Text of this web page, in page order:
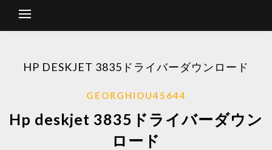
HP DESKJET 3835ドライバーダウンロード
GEORGHIOU45644
Hp deskjet 3835ドライバーダウン
ロード